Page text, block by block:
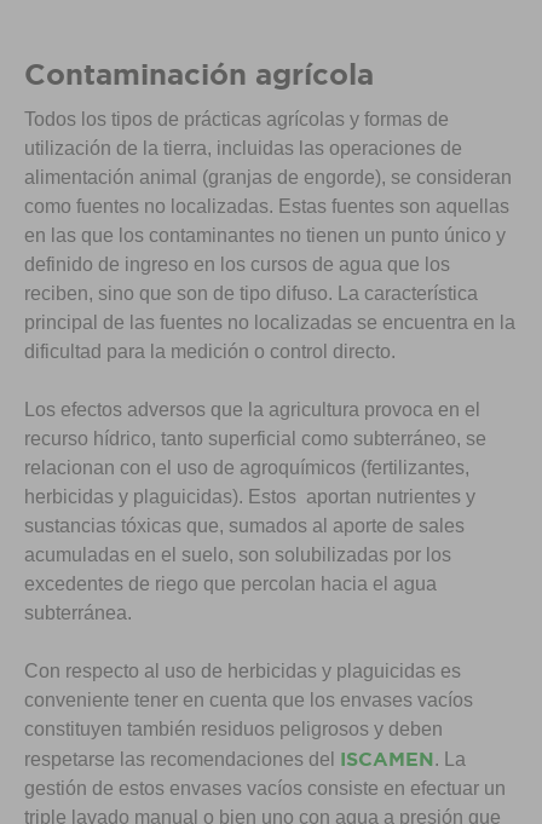
Contaminación agrícola
Todos los tipos de prácticas agrícolas y formas de
utilización de la tierra, incluidas las operaciones de
alimentación animal (granjas de engorde), se consideran
como fuentes no localizadas. Estas fuentes son aquellas
en las que los contaminantes no tienen un punto único y
definido de ingreso en los cursos de agua que los
reciben, sino que son de tipo difuso. La característica
principal de las fuentes no localizadas se encuentra en la
dificultad para la medición o control directo.
Los efectos adversos que la agricultura provoca en el
recurso hídrico, tanto superficial como subterráneo, se
relacionan con el uso de agroquímicos (fertilizantes,
herbicidas y plaguicidas). Estos aportan nutrientes y
sustancias tóxicas que, sumados al aporte de sales
acumuladas en el suelo, son solubilizadas por los
excedentes de riego que percolan hacia el agua
subterránea.
Con respecto al uso de herbicidas y plaguicidas es
conveniente tener en cuenta que los envases vacíos
constituyen también residuos peligrosos y deben
respetarse las recomendaciones del ISCAMEN. La
gestión de estos envases vacíos consiste en efectuar un
triple lavado manual o bien uno con agua a presión que